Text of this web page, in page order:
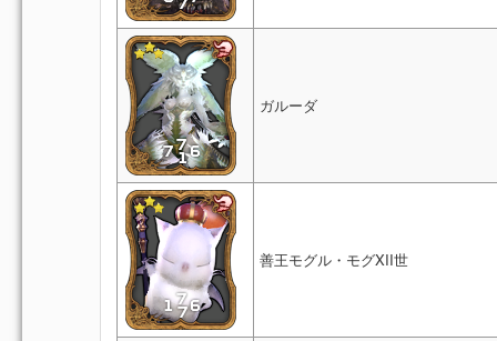
ガルーダ
善王モグル・モグXII世